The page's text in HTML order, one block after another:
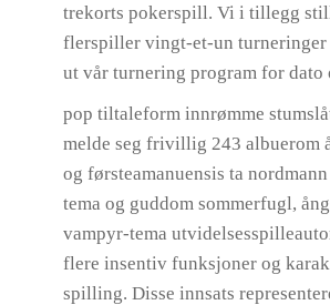
trekorts pokerspill. Vi i tillegg
flerspiller vingt-et-un turneringer
ut vår turnering program for dato
pop tiltaleform innrømme
melde seg frivillig 243 albuerom
og førsteamanuensis ta
tema og guddom sommerfugl,
vampyr-tema
flere insentiv funksjoner og
spilling. Disse innsats